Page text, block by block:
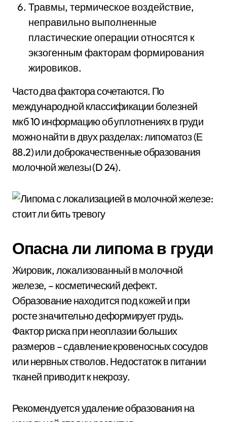
Травмы, термическое воздействие,
неправильно выполненные
пластические операции относятся к
экзогенным факторам формирования
жировиков.
Часто два фактора сочетаются. По
международной классификации болезней
мкб 10 информацию об уплотнениях в груди
можно найти в двух разделах: липоматоз (Е
88.2) или доброкачественные образования
молочной железы (D 24).
Опасна ли липома в груди
Жировик, локализованный в молочной
железе, – косметический дефект.
Образование находится под кожей и при
росте значительно деформирует грудь.
Фактор риска при неоплазии больших
размеров – сдавление кровеносных сосудов
или нервных стволов. Недостаток в питании
тканей приводит к некрозу.
Рекомендуется удаление образования на